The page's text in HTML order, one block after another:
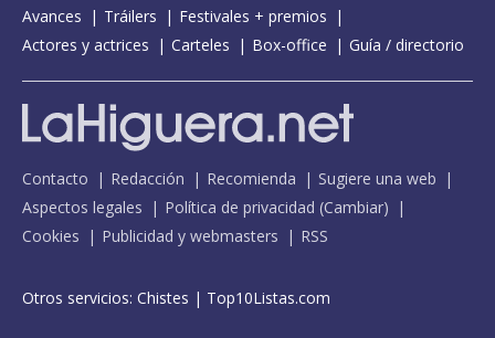
Avances
Tráilers
Festivales + premios
Actores y actrices
Carteles Box-office Guía / directorio
Contacto Redacción Recomienda
Sugiere una web
Aspectos legales
Política de privacidad (Cambiar)
Cookies
Publicidad y webmasters RSS
Otros servicios: Chistes | Top10Listas.com